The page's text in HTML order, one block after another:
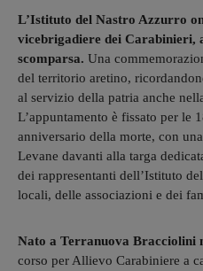
L’Istituto del Nastro Azzurro
vicebrigadiere dei Carabinieri,
scomparsa. Una
del territorio aretino,
al servizio della patria anche
L’appuntamento è fissato per le
anniversario della morte, con
Levane davanti alla targa
dei rappresentanti dell’Istituto
locali, delle associazioni e dei
Nato a Terranuova Bracciolini
corso per Allievo Carabiniere a